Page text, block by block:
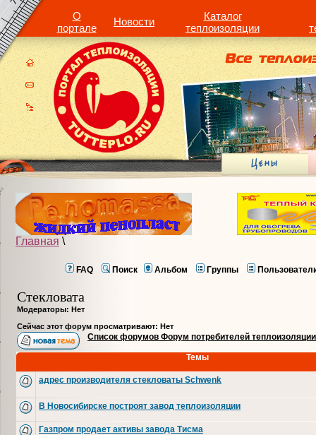
О
портале
Новости
Каталог
теплоизоляции
Главная \
FAQ Поиск Альбом Группы
Стекловата
Модераторы: Нет
Сейчас этот форум просматривают: Нет
Список форумов Форум потребителей теплоизоляции
Темы
адрес производителя стекловаты Schwenk
В Новосибирске построят завод теплоизоляции
Газпром продает активы завода Тисма